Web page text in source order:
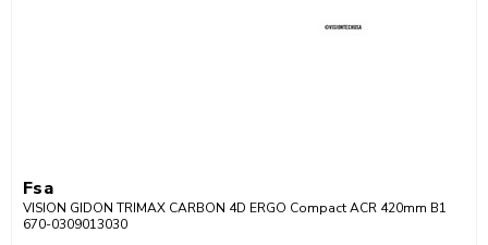
Fsa
VISION GIDON TRIMAX CARBON 4D ERGO Compact ACR 420mm B1
670-0309013030